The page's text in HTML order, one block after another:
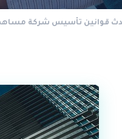
قوانين تأسيس شركة مساهمة مبسطة